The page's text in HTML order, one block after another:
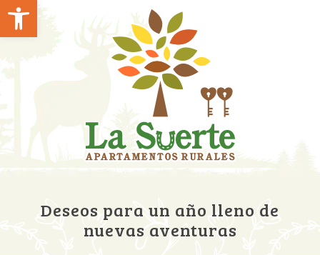
Deseos para un año lleno de
nuevas aventuras